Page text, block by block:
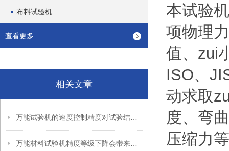
布料试验机
查看更多
相关文章
本试验
项物理
值、zui
ISO、
动求取
度、弯
压缩力